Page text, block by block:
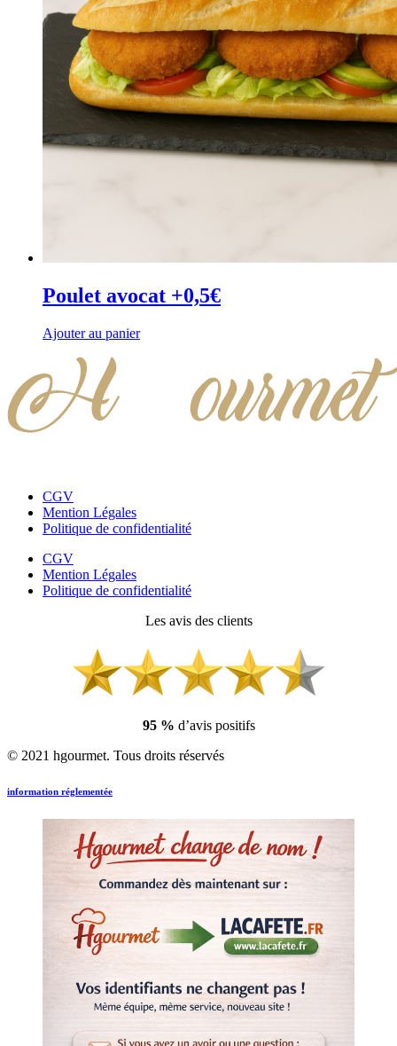
Poulet avocat +0,5€
Ajouter au panier
CGV
Mention Légales
Politique de confidentialité
CGV
Mention Légales
Politique de confidentialité
Les avis des clients
95 % d’avis positifs
© 2021 hgourmet. Tous droits réservés
information réglementée